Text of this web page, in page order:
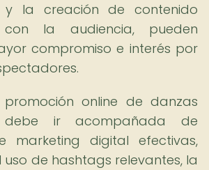
y la creación de contenido
con la audiencia, pueden
compromiso e interés por
online de danzas
debe ir acompañada de
marketing digital efectivas,
uso de hashtags relevantes, la